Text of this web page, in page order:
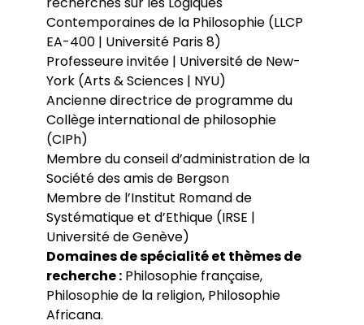
Directions de thèse
Groupe de recherche sur les archives
foucaldiennes
Jeune recherche
Projets scientifiques adossés à des
programmes
Jeunes chercheurs
Anciens diplômés
Conférences
Chercheurs visitants
Doctorants et postdoctorants visitants
Soutenances de thèses de doctorat
Soutenances de thèses HDR
Interventions extérieures
Autres événements
Appels à contributions
Ouvrages
Dossiers et numéros de revues
RevueCahiers critiques de philosophie
Revues et collections
Thèses
Actes audiovisuels
Votre Espace
Calendrier d’accueil
Calendrier de la vie scientifique du LLCP
Admission et inscription
Accès à distance (e-P8 | ADUM)
Guide WikiP8
Guide du doctorat
Bibliothèques universitaires
Contemporaines de la Philosophie (LLCP
EA-400 | Université Paris 8)
Professeure invitée | Université de New-
York (Arts & Sciences | NYU)
Ancienne directrice de programme du
Collège international de philosophie
(CIPh)
Membre du conseil d’administration de la
Société des amis de Bergson
Membre de l’Institut Romand de
Systématique et d’Ethique (IRSE |
Université de Genève)
Domaines de spécialité et thèmes de
recherche :Philosophie française,
Philosophie de la religion, Philosophie
Africana.